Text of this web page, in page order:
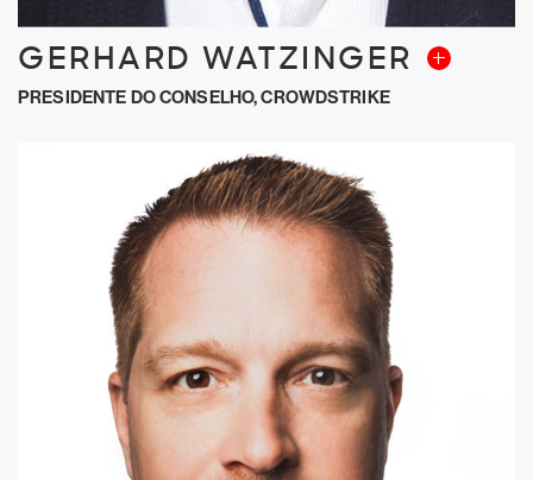
GERHARD WATZINGER
PRESIDENTE DO CONSELHO, CROWDSTRIKE